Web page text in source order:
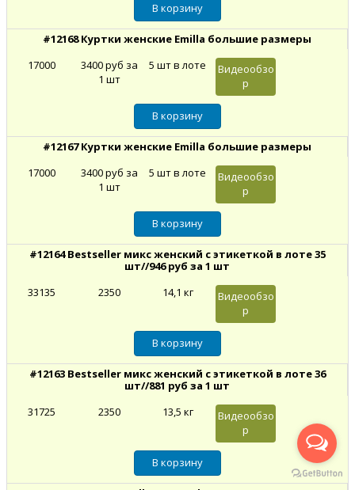
#12168 Куртки женские Emilla большие размеры
17000
3400 руб за
1 шт
5 шт в лоте
Видеообзо
р
#12167 Куртки женские Emilla большие размеры
17000
3400 руб за
1 шт
5 шт в лоте
Видеообзо
р
#12164 Bestseller микс женский с этикеткой в лоте 35
шт//946 руб за 1 шт
33135
2350 14,1 кг
Видеообзо
р
#12163 Bestseller микс женский с этикеткой в лоте 36
шт//881 руб за 1 шт
31725
2350 13,5 кг
Видеообзо
р